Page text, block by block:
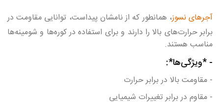
آجرهای نسوز، همانطور که از نامشان پیداست، توانایی مقاومت در
برابر حرارت‌های بالا را دارند و برای استفاده در کوره‌ها و شومینه‌ها
مناسب هستند.
- *ویژگی‌ها*:
- مقاومت بالا در برابر حرارت
- مقاوم در برابر تغییرات شیمیایی